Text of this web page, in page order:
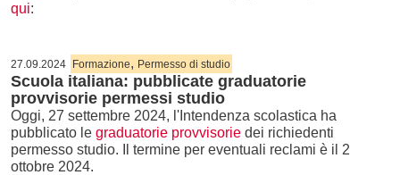
qui:
27.09.2024 Formazione, Permesso di studio
Scuola italiana: pubblicate graduatorie
provvisorie permessi studio
Oggi, 27 settembre 2024, l'Intendenza scolastica ha
pubblicato le graduatorie provvisorie dei richiedenti
permesso studio. Il termine per eventuali reclami è il 2
ottobre 2024.